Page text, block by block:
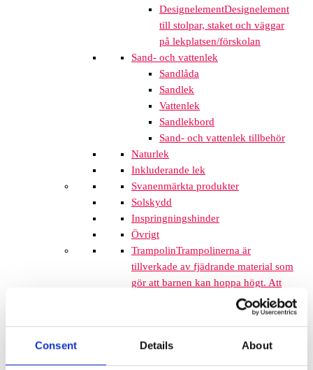
Consent Details About
DesignelementDesignelement
till stolpar, staket och väggar
på lekplatsen/förskolan
Sand- och vattenlek
Sandlåda
Sandlek
Vattenlek
Sandlekbord
Sand- och vattenlek tillbehör
Naturlek
Inkluderande lek
Svanenmärkta produkter
Solskydd
Inspringningshinder
Övrigt
TrampolinTrampolinerna är
tillverkade av fjädrande material som
gör att barnen kan hoppa högt. Att
komplettera lekplatsen med
trampoliner blir ett spännande inslag
tar inte mycket plats och de fälls ner
i marken så de kan med fördel